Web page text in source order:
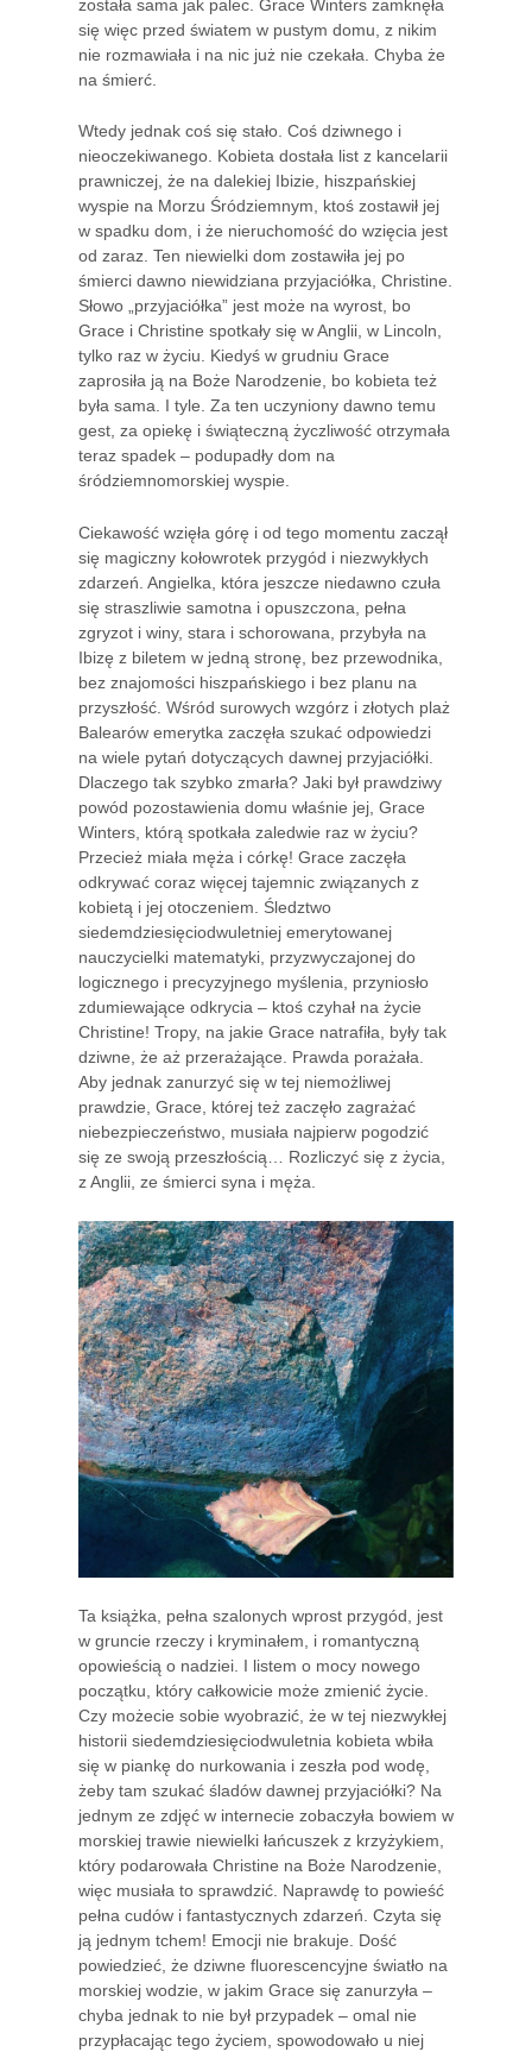
została sama jak palec. Grace Winters zamknęła
się więc przed światem w pustym domu, z nikim
nie rozmawiała i na nic już nie czekała. Chyba że
na śmierć.
Wtedy jednak coś się stało. Coś dziwnego i
nieoczekiwanego. Kobieta dostała list z kancelarii
prawniczej, że na dalekiej Ibizie, hiszpańskiej
wyspie na Morzu Śródziemnym, ktoś zostawił jej
w spadku dom, i że nieruchomość do wzięcia jest
od zaraz. Ten niewielki dom zostawiła jej po
śmierci dawno niewidziana przyjaciółka, Christine.
Słowo „przyjaciółka” jest może na wyrost, bo
Grace i Christine spotkały się w Anglii, w Lincoln,
tylko raz w życiu. Kiedyś w grudniu Grace
zaprosiła ją na Boże Narodzenie, bo kobieta też
była sama. I tyle. Za ten uczyniony dawno temu
gest, za opiekę i świąteczną życzliwość otrzymała
teraz spadek – podupadły dom na
śródziemnomorskiej wyspie.
Ciekawość wzięła górę i od tego momentu zaczął
się magiczny kołowrotek przygód i niezwykłych
zdarzeń. Angielka, która jeszcze niedawno czuła
się straszliwie samotna i opuszczona, pełna
zgryzot i winy, stara i schorowana, przybyła na
Ibizę z biletem w jedną stronę, bez przewodnika,
bez znajomości hiszpańskiego i bez planu na
przyszłość. Wśród surowych wzgórz i złotych plaż
Balearów emerytka zaczęła szukać odpowiedzi
na wiele pytań dotyczących dawnej przyjaciółki.
Dlaczego tak szybko zmarła? Jaki był prawdziwy
powód pozostawienia domu właśnie jej, Grace
Winters, którą spotkała zaledwie raz w życiu?
Przecież miała męża i córkę! Grace zaczęła
odkrywać coraz więcej tajemnic związanych z
kobietą i jej otoczeniem. Śledztwo
siedemdziesięciodwuletniej emerytowanej
nauczycielki matematyki, przyzwyczajonej do
logicznego i precyzyjnego myślenia, przyniosło
zdumiewające odkrycia – ktoś czyhał na życie
Christine! Tropy, na jakie Grace natrafiła, były tak
dziwne, że aż przerażające. Prawda porażała.
Aby jednak zanurzyć się w tej niemożliwej
prawdzie, Grace, której też zaczęło zagrażać
niebezpieczeństwo, musiała najpierw pogodzić
się ze swoją przeszłością… Rozliczyć się z życia,
z Anglii, ze śmierci syna i męża.
Ta książka, pełna szalonych wprost przygód, jest
w gruncie rzeczy i kryminałem, i romantyczną
opowieścią o nadziei. I listem o mocy nowego
początku, który całkowicie może zmienić życie.
Czy możecie sobie wyobrazić, że w tej niezwykłej
historii siedemdziesięciodwuletnia kobieta wbiła
się w piankę do nurkowania i zeszła pod wodę,
żeby tam szukać śladów dawnej przyjaciółki? Na
jednym ze zdjęć w internecie zobaczyła bowiem w
morskiej trawie niewielki łańcuszek z krzyżykiem,
który podarowała Christine na Boże Narodzenie,
więc musiała to sprawdzić. Naprawdę to powieść
pełna cudów i fantastycznych zdarzeń. Czyta się
ją jednym tchem! Emocji nie brakuje. Dość
powiedzieć, że dziwne fluorescencyjne światło na
morskiej wodzie, w jakim Grace się zanurzyła –
chyba jednak to nie był przypadek – omal nie
przypłacając tego życiem, spowodowało u niej